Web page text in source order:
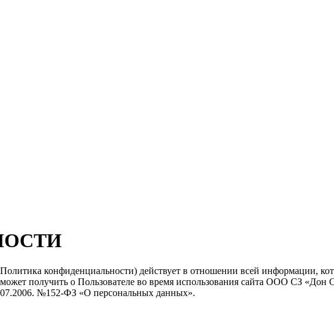
конфиденциальности) действует в отношении всей информации,
получить о Пользователе во время использования сайта ООО СЗ «Дон
№152-ФЗ «О персональных данных».